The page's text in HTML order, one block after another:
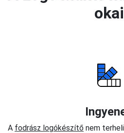
okai
A fodrász logókészítő nem